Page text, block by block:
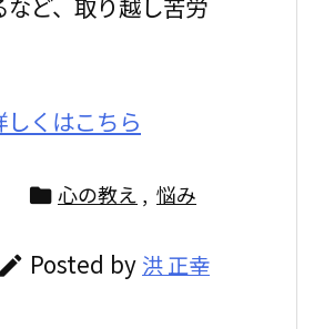
ど、取り越し苦労
しくはこちら
 心の教え , 悩み
 Posted by 洪 正幸